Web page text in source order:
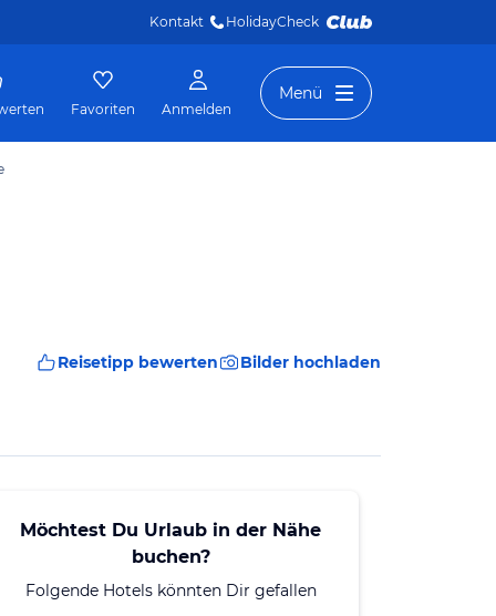
Kontakt HolidayCheck
Favoriten Anmelden
Menü
Reisetipp bewerten Bilder hochladen
Möchtest Du Urlaub in der Nähe
buchen?
Folgende Hotels könnten Dir gefallen